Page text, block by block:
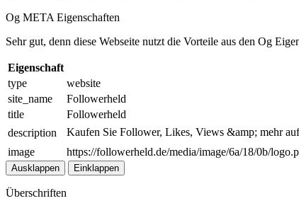
Og META Eigenschaften
Sehr gut, denn diese Webseite nutzt die Vorteile aus den Og
Eigenschaft
type
website
site_name
Followerheld
title
Followerheld
description
Kaufen Sie Follower, Likes, Views &amp; mehr
image
https://followerheld.de/media/image/6a/18/0b/
Ausklappen Einklappen
Überschriften